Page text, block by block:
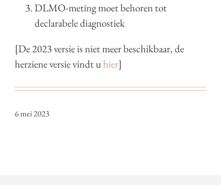
DLMO-meting moet behoren tot
declarabele diagnostiek
[De 2023 versie is niet meer beschikbaar, de
herziene versie vindt uhier]
6 mei 2023